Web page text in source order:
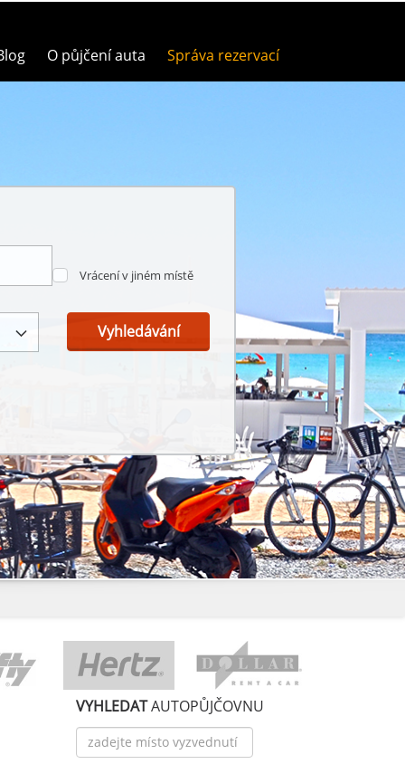
O půjčení auta Správa rezervací
Vrácení v jiném místě
Vyhledávání
VYHLEDATAUTOPŮJČOVNU